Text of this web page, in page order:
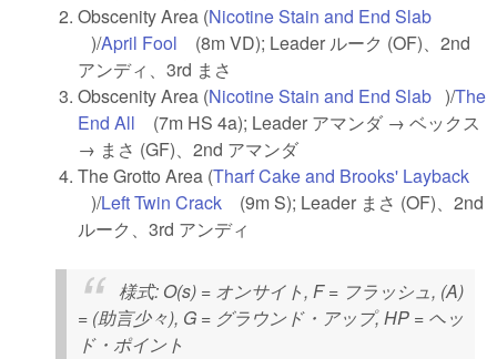
Obscenity Area (Nicotine Stain and End Slab
(link is external)
)/April Fool (link is external)
(8m VD); Leader ルーク (OF)、2nd
アンディ、3rd まさ
Obscenity Area (Nicotine Stain and End Slab (link is
)/The
End All (link is external)
(7m HS 4a); Leader アマンダ → ベックス
→ まさ (GF)、2nd アマンダ
The Grotto Area (Tharf Cake and Brooks' Layback
(link is external)
)/Left Twin Crack (link is external)
(9m S); Leader まさ (OF)、2nd
ルーク、3rd アンディ
様式: O(s) = オンサイト, F = フラッシュ, (A)
= (助言少々), G = グラウンド・アップ, HP = ヘッ
ド・ポイント